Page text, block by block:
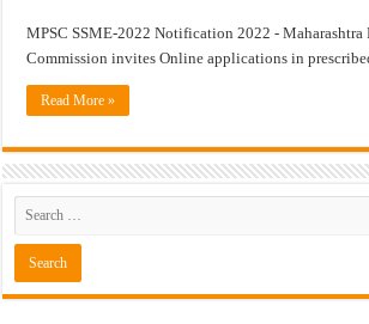
खुशखबर ! नागपूर विद्यापीठ मध्ये १३९ सहायक प्राध्यापक
MPSC SSME-2022 Notification 2022 - Maharashtra
Commission invites Online applications in
Read More »